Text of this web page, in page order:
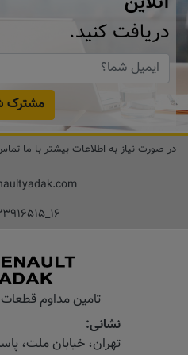
دریافت کنید.
مشترک
در صورت نیاز به اطلاعات بیشتر با ما
۰۲۱
تامین مداوم
نشانی:
تهران، خیابان‌ ملت،